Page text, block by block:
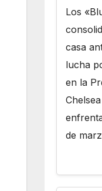
Los
casa
lucha
en la
de